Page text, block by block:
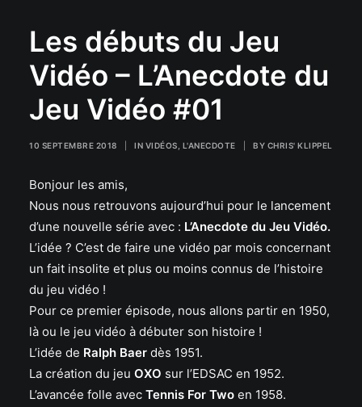
Les débuts du Jeu
Vidéo – L’Anecdote du
Jeu Vidéo #01
10 SEPTEMBRE 2018 IN VIDÉOS L'ANECDOTE BY CHRIS' KLIPPEL
Bonjour les amis,
Nous nous retrouvons aujourd’hui pour le lancement
d’une nouvelle série avec : L’Anecdote du Jeu Vidéo.
L’idée ? C’est de faire une vidéo par mois concernant
un fait insolite et plus ou moins connus de l’histoire
du jeu vidéo !
Pour ce premier épisode, nous allons partir en 1950,
là ou le jeu vidéo à débuter son histoire !
L’idée de Ralph Baer dès 1951.
La création du jeu OXO sur l’EDSAC en 1952.
L’avancée folle avec Tennis For Two en 1958.